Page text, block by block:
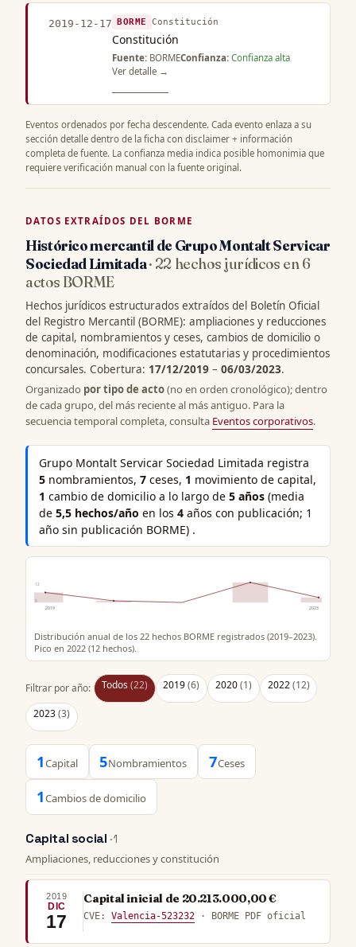
2019-12-17 BORME Constitución
Constitución
Fuente: BORMEConfianza: Confianza alta
Ver detalle →
Eventos ordenados por fecha descendente. Cada evento enlaza a su
sección detalle dentro de la ficha con disclaimer + información
completa de fuente. La confianza media indica posible homonimia que
requiere verificación manual con la fuente original.
DATOS EXTRAÍDOS DEL BORME
Histórico mercantil de Grupo Montalt Servicar
Sociedad Limitada· 22 hechos jurídicos en 6
actos BORME
Hechos jurídicos estructurados extraídos del Boletín Oficial
del Registro Mercantil (BORME): ampliaciones y reducciones
de capital, nombramientos y ceses, cambios de domicilio o
denominación, modificaciones estatutarias y procedimientos
concursales. Cobertura: 17/12/2019 – 06/03/2023.
Organizado por tipo de acto(no en orden cronológico); dentro
de cada grupo, del más reciente al más antiguo. Para la
secuencia temporal completa, consulta Eventos corporativos.
Grupo Montalt Servicar Sociedad Limitada registra
5 nombramientos,7 ceses, 1 movimiento de capital,
1 cambio de domicilio a lo largo de5 años (media
de5,5 hechos/año en los4 años con publicación; 1
año sin publicación BORME) .
12
0
2019
2023
Distribución anual de los 22 hechos BORME registrados (2019–2023).
Pico en 2022 (12 hechos).
Filtrar por año: Todos (22) 2019(6) 2020(1) 2022(12)
2023(3)
1Capital 5Nombramientos 7Ceses
1Cambios de domicilio
Capital social · 1
Ampliaciones, reducciones y constitución
2019
DIC
17
Capital inicial de 20.213.000,00 €
CVE:Valencia-523232 · BORME PDF oficial